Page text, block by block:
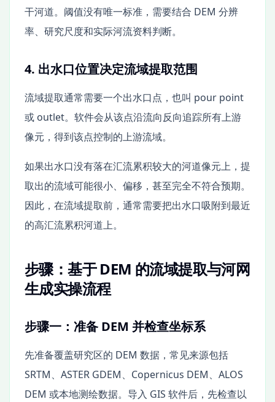
干河道。阈值没有唯一标准，需要结合 DEM 分辨
率、研究尺度和实际河流资料判断。
4. 出水口位置决定流域提取范围
流域提取通常需要一个出水口点，也叫 pour point
或 outlet。软件会从该点沿流向反向追踪所有上游
像元，得到该点控制的上游流域。
如果出水口没有落在汇流累积较大的河道像元上，提
取出的流域可能很小、偏移，甚至完全不符合预期。
因此，在流域提取前，通常需要把出水口吸附到最近
的高汇流累积河道上。
步骤：基于 DEM 的流域提取与河网
生成实操流程
步骤一：准备 DEM 并检查坐标系
先准备覆盖研究区的 DEM 数据，常见来源包括
SRTM、ASTER GDEM、Copernicus DEM、ALOS
DEM 或本地测绘数据。导入 GIS 软件后，先检查以